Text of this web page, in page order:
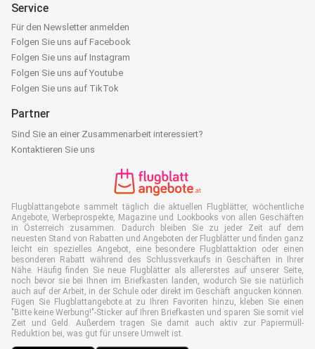
Service
Für den Newsletter anmelden
Folgen Sie uns auf Facebook
Folgen Sie uns auf Instagram
Folgen Sie uns auf Youtube
Folgen Sie uns auf TikTok
Partner
Sind Sie an einer Zusammenarbeit interessiert?
Kontaktieren Sie uns
Flugblattangebote sammelt täglich die aktuellen Flugblätter, wöchentliche
Angebote, Werbeprospekte, Magazine und Lookbooks von allen Geschäften
in Österreich zusammen. Dadurch bleiben Sie zu jeder Zeit auf dem
neuesten Stand von Rabatten und Angeboten der Flugblätter und finden ganz
leicht ein spezielles Angebot, eine besondere Flugblattaktion oder einen
besonderen Rabatt während des Schlussverkaufs in Geschäften in Ihrer
Nähe. Häufig finden Sie neue Flugblätter als allererstes auf unserer Seite,
noch bevor sie bei Ihnen im Briefkasten landen, wodurch Sie sie natürlich
auch auf der Arbeit, in der Schule oder direkt im Geschäft angucken können.
Fügen Sie Flugblattangebote.at zu Ihren Favoriten hinzu, kleben Sie einen
"Bitte keine Werbung!"-Sticker auf Ihren Briefkasten und sparen Sie somit viel
Zeit und Geld. Außerdem tragen Sie damit auch aktiv zur Papiermüll-
Reduktion bei, was gut für unsere Umwelt ist.